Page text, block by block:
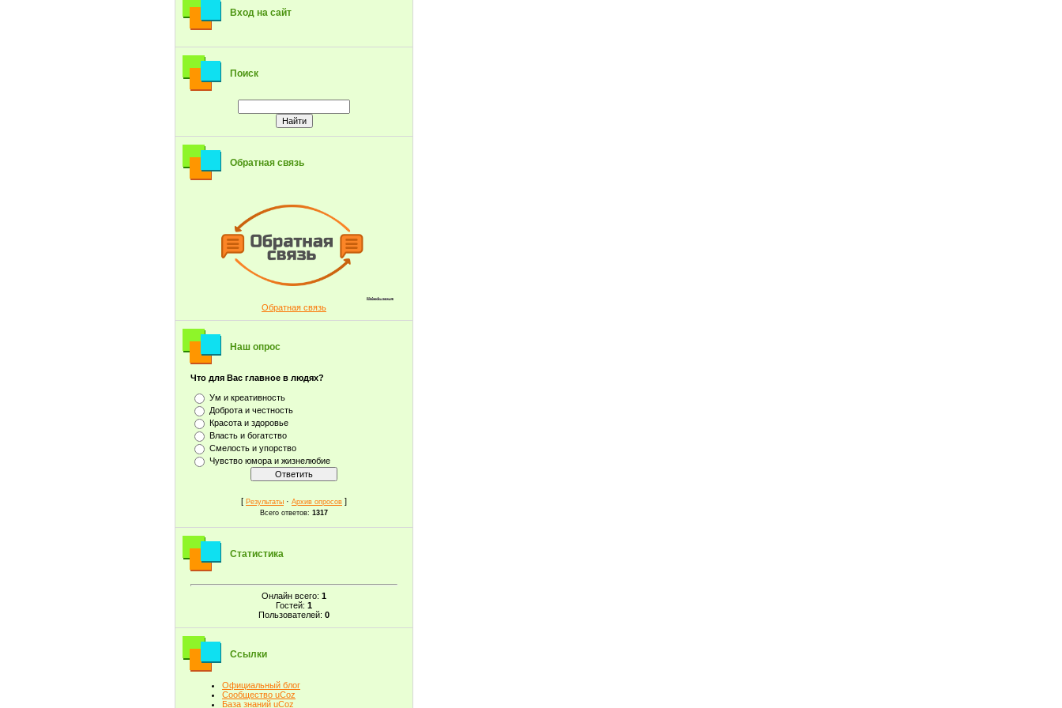
Вход на сайт
Поиск
Обратная связь
Обратная связь
Наш опрос
Что для Вас главное в людях?
Ум и креативность
Доброта и честность
Красота и здоровье
Власть и богатство
Смелость и упорство
Чувство юмора и жизнелюбие
[ Результаты · Архив опросов ]
Всего ответов: 1317
Статистика
Онлайн всего: 1
Гостей: 1
Пользователей: 0
Ссылки
Официальный блог
Сообщество uCoz
База знаний uCoz